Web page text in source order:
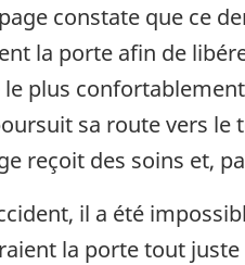
constate que ce
la porte afin de
plus
sa route vers
reçoit des soins et,
il a été
la porte tout